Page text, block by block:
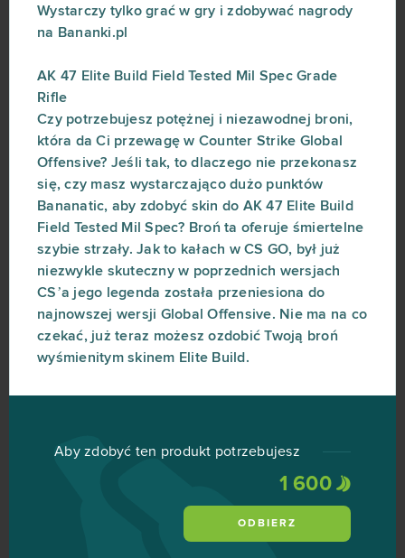
Wystarczy tylko grać w gry i zdobywać nagrody
na Bananki.pl
AK 47 Elite Build Field Tested Mil Spec Grade
Rifle
Czy potrzebujesz potężnej i niezawodnej broni,
która da Ci przewagę w Counter Strike Global
Offensive? Jeśli tak, to dlaczego nie przekonasz
się, czy masz wystarczająco dużo punktów
Bananatic, aby zdobyć skin do AK 47 Elite Build
Field Tested Mil Spec? Broń ta oferuje śmiertelne
szybie strzały. Jak to kałach w CS GO, był już
niezwykle skuteczny w poprzednich wersjach
CS’a jego legenda została przeniesiona do
najnowszej wersji Global Offensive. Nie ma na co
czekać, już teraz możesz ozdobić Twoją broń
wyśmienitym skinem Elite Build.
Aby zdobyć ten produkt potrzebujesz
1 600
ODBIERZ